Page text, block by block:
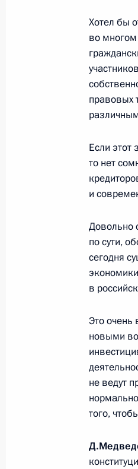
Об
5 апреля
2 апреля
5 марта
Рабочая
24 августа
Хотел бы
во многом
правовых
Если этот
то нет
и
Довольно
по сути,
сегодня
в
Это очень
новыми
не ведут
того,